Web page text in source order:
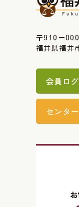
〒910－
福井県福
会員ロ
センタ